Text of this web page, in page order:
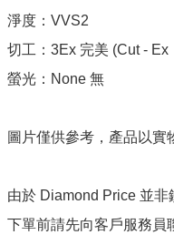
淨度：VVS2
切工：3Ex 完美 (Cut -
螢光：None 無
圖片僅供參考，產品以實
由於 Diamond Price 並
下單前請先向客戶服務員